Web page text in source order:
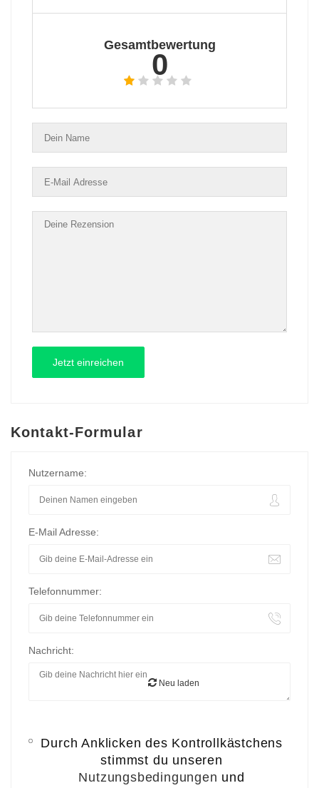
Gesamtbewertung
0
Kontakt-Formular
Nutzername:
E-Mail Adresse:
Telefonnummer:
Nachricht:
Neu laden
Durch Anklicken des Kontrollkästchens
stimmst du unseren
Nutzungsbedingungen und